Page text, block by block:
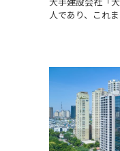
人であり、これ